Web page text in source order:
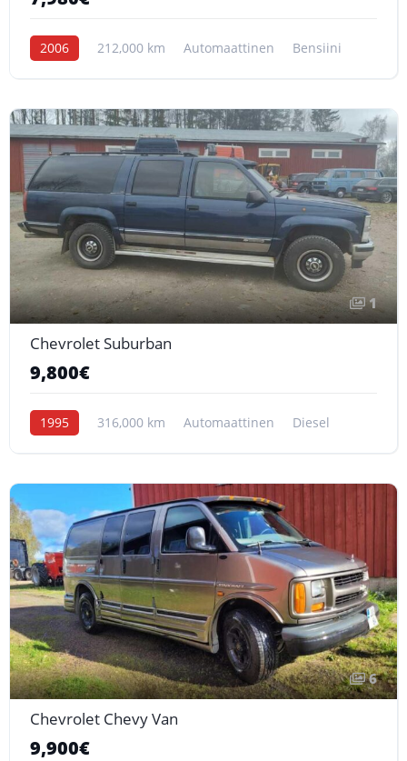
2006 212,000 km Automaattinen Bensiini
1
Chevrolet Suburban
9,800€
1995 316,000 km Automaattinen Diesel
6
Chevrolet Chevy Van
9,900€